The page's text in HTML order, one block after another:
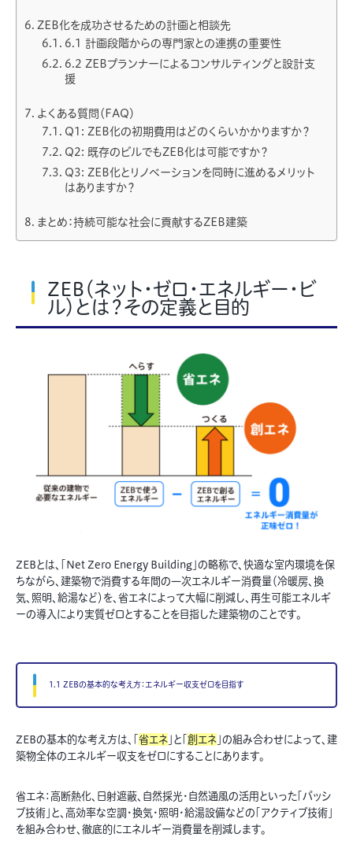
ZEB化を成功させるための計画と相談先
6.1 計画段階からの専門家との連携の重要性
6.2 ZEBプランナーによるコンサルティングと設計支
援
よくある質問（FAQ）
Q1: ZEB化の初期費用はどのくらいかかりますか？
Q2: 既存のビルでもZEB化は可能ですか？
Q3: ZEB化とリノベーションを同時に進めるメリット
はありますか？
まとめ：持続可能な社会に貢献するZEB建築
ZEB（ネット・ゼロ・エネルギー・ビ
ル）とは？その定義と目的
ZEBとは、「Net Zero Energy Building」の略称で、快適な室内環境を保
ちながら、建築物で消費する年間の一次エネルギー消費量（冷暖房、換
気、照明、給湯など）を、省エネによって大幅に削減し、再生可能エネルギ
ーの導入により実質ゼロとすることを目指した建築物のことです。
1.1 ZEBの基本的な考え方：エネルギー収支ゼロを目指す
ZEBの基本的な考え方は、「 省エネ」と「 創エネ」の組み合わせによって、建
築物全体のエネルギー収支をゼロにすることにあります。
省エネ：高断熱化、日射遮蔽、自然採光・自然通風の活用といった「パッシ
ブ技術」と、高効率な空調・換気・照明・給湯設備などの「アクティブ技術」
を組み合わせ、徹底的にエネルギー消費量を削減します。